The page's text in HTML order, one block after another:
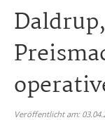
Veröffentlicht am: